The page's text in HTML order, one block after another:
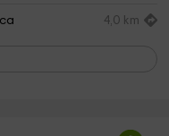
4,0 km